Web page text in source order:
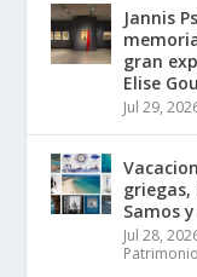
Jannis
gran
Elise
Jul 29,
griegas,
Samos
Jul 28,
Patrimonio